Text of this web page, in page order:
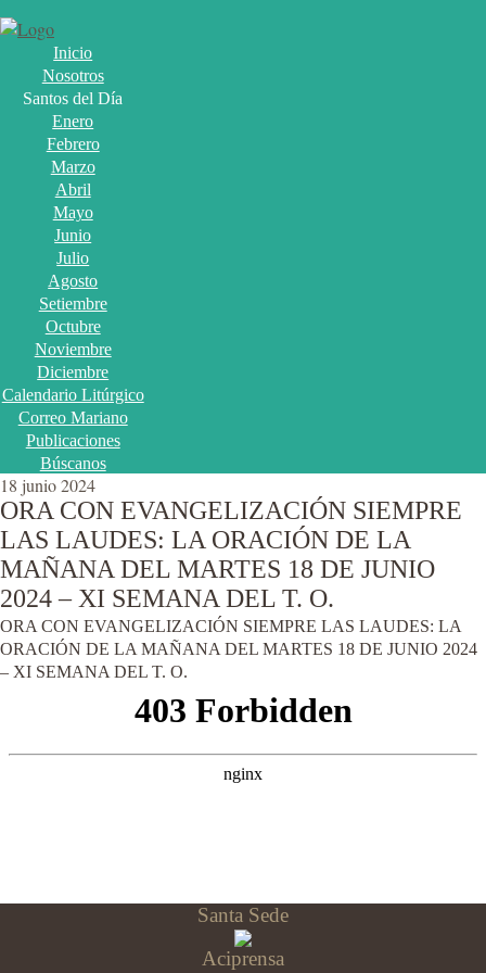
Inicio
Nosotros
Santos del Día
Enero
Febrero
Marzo
Abril
Mayo
Junio
Julio
Agosto
Setiembre
Octubre
Noviembre
Diciembre
Calendario Litúrgico
Correo Mariano
Publicaciones
Búscanos
18 junio 2024
ORA CON EVANGELIZACIÓN SIEMPRE
LAS LAUDES: LA ORACIÓN DE LA
MAÑANA DEL MARTES 18 DE JUNIO
2024 – XI SEMANA DEL T. O.
ORA CON EVANGELIZACIÓN SIEMPRE LAS LAUDES: LA
ORACIÓN DE LA MAÑANA DEL MARTES 18 DE JUNIO 2024
– XI SEMANA DEL T. O.
Santa Sede
Aciprensa